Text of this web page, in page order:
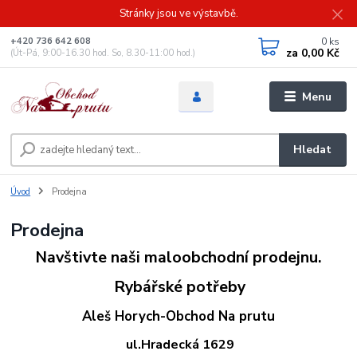
Stránky jsou ve výstavbě.
Menu
Hledat
+420 736 642 608
(Út-Pá, 9:00-16.30 hod. So, 8.30-11:00 hod.)
0 ks
za 0,00 Kč
Úvod Prodejna
Prodejna
Navštivte naši maloobchodní prodejnu.
Rybářské potřeby
Aleš Horych-Obchod Na prutu
ul.Hradecká 1629